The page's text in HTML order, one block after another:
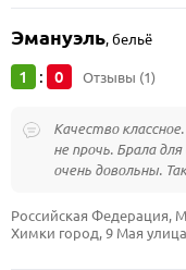
Эмануэль,бельё
1 : 0 Отзывы (1)
Качество
не прочь. Брала
очень довольны.
Российская Федерация,
Химки город, 9 Мая